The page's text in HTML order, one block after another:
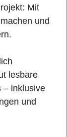
Mit
und
lesbare
– inklusive
und